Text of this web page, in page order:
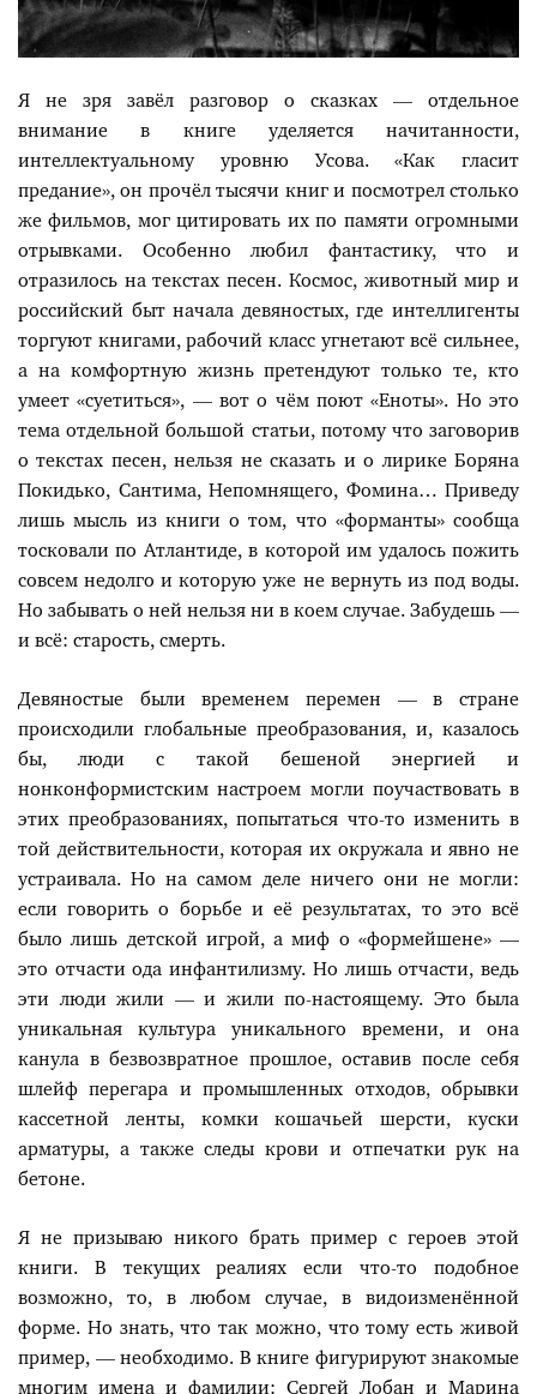
Я не зря завёл разговор о сказках — отдельное
внимание в книге уделяется начитанности,
интеллектуальному уровню Усова. «Как гласит
предание», он прочёл тысячи книг и посмотрел столько
же фильмов, мог цитировать их по памяти огромными
отрывками. Особенно любил фантастику, что и
отразилось на текстах песен. Космос, животный мир и
российский быт начала девяностых, где интеллигенты
торгуют книгами, рабочий класс угнетают всё сильнее,
а на комфортную жизнь претендуют только те, кто
умеет «суетиться», — вот о чём поют «Еноты». Но это
тема отдельной большой статьи, потому что заговорив
о текстах песен, нельзя не сказать и о лирике Боряна
Покидько, Сантима, Непомнящего, Фомина… Приведу
лишь мысль из книги о том, что «форманты» сообща
тосковали по Атлантиде, в которой им удалось пожить
совсем недолго и которую уже не вернуть из под воды.
Но забывать о ней нельзя ни в коем случае. Забудешь —
и всё: старость, смерть.
Девяностые были временем перемен — в стране
происходили глобальные преобразования, и, казалось
бы, люди с такой бешеной энергией и
нонконформистским настроем могли поучаствовать в
этих преобразованиях, попытаться что-то изменить в
той действительности, которая их окружала и явно не
устраивала. Но на самом деле ничего они не могли:
если говорить о борьбе и её результатах, то это всё
было лишь детской игрой, а миф о «формейшене» —
это отчасти ода инфантилизму. Но лишь отчасти, ведь
эти люди жили — и жили по-настоящему. Это была
уникальная культура уникального времени, и она
канула в безвозвратное прошлое, оставив после себя
шлейф перегара и промышленных отходов, обрывки
кассетной ленты, комки кошачьей шерсти, куски
арматуры, а также следы крови и отпечатки рук на
бетоне.
Я не призываю никого брать пример с героев этой
книги. В текущих реалиях если что-то подобное
возможно, то, в любом случае, в видоизменённой
форме. Но знать, что так можно, что тому есть живой
пример, — необходимо. В книге фигурируют знакомые
многим имена и фамилии: Сергей Лобан и Марина